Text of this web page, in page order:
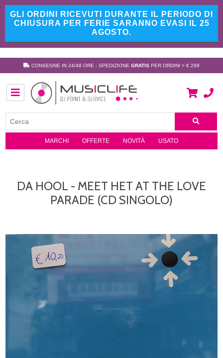
GLI ORDINI RICEVUTI DURANTE IL PERIODO DI
CHIUSURA PER FERIE SARANNO EVASI IL 25
AGOSTO.
CONSEGNE IN 24/48 ORE - SPEDIZIONE GRATIS PER ORDINI > € 299
MARCHI OFFERTE NOVITÀ USATO
DA HOOL - MEET HET AT THE LOVE
PARADE (CD SINGOLO)